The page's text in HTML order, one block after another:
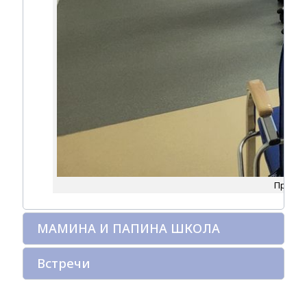
МАМИНА И ПАПИНА ШКОЛА
Встречи